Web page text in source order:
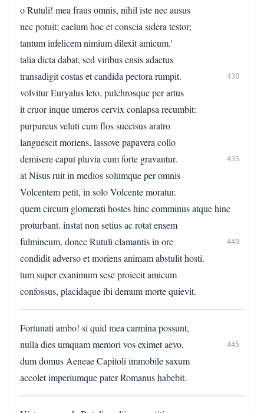
o Rutuli! mea fraus omnis, nihil iste nec ausus
nec potuit; caelum hoc et conscia sidera testor;
tantum infelicem nimium dilexit amicum.'
talia dicta dabat, sed viribus ensis adactus
transadigit costas et candida pectora rumpit.
430
volvitur Euryalus leto, pulchrosque per artus
it cruor inque umeros cervix conlapsa recumbit:
purpureus veluti cum flos succisus aratro
languescit moriens, lassove papavera collo
demisere caput pluvia cum forte gravantur.
435
at Nisus ruit in medios solumque per omnis
Volcentem petit, in solo Volcente moratur.
quem circum glomerati hostes hinc comminus atque hinc
proturbant. instat non setius ac rotat ensem
fulmineum, donec Rutuli clamantis in ore
440
condidit adverso et moriens animam abstulit hosti.
tum super exanimum sese proiecit amicum
confossus, placidaque ibi demum morte quievit.
Fortunati ambo! si quid mea carmina possunt,
nulla dies umquam memori vos eximet aevo,
445
dum domus Aeneae Capitoli immobile saxum
accolet imperiumque pater Romanus habebit.